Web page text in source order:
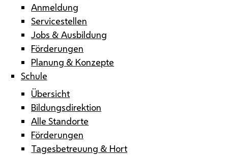
Anmeldung
Servicestellen
Jobs & Ausbildung
Förderungen
Planung & Konzepte
Schule
Übersicht
Bildungsdirektion
Alle Standorte
Förderungen
Tagesbetreuung & Hort